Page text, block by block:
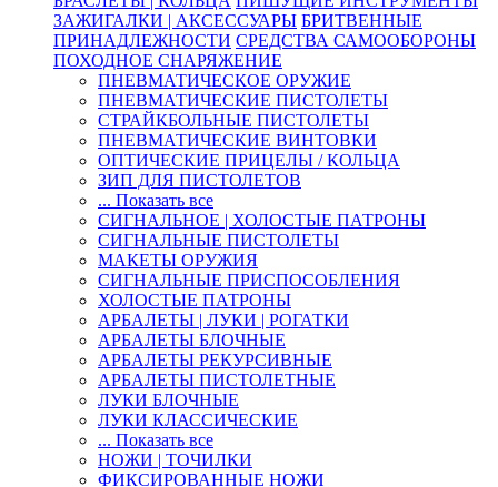
ЗАЖИГАЛКИ | АКСЕССУАРЫ БРИТВЕННЫЕ
ПРИНАДЛЕЖНОСТИ СРЕДСТВА САМООБОРОНЫ
ПОХОДНОЕ СНАРЯЖЕНИЕ
ПНЕВМАТИЧЕСКОЕ ОРУЖИЕ
ПНЕВМАТИЧЕСКИЕ ПИСТОЛЕТЫ
СТРАЙКБОЛЬНЫЕ ПИСТОЛЕТЫ
ПНЕВМАТИЧЕСКИЕ ВИНТОВКИ
ОПТИЧЕСКИЕ ПРИЦЕЛЫ / КОЛЬЦА
ЗИП ДЛЯ ПИСТОЛЕТОВ
... Показать все
СИГНАЛЬНОЕ | ХОЛОСТЫЕ ПАТРОНЫ
СИГНАЛЬНЫЕ ПИСТОЛЕТЫ
МАКЕТЫ ОРУЖИЯ
СИГНАЛЬНЫЕ ПРИСПОСОБЛЕНИЯ
ХОЛОСТЫЕ ПАТРОНЫ
АРБАЛЕТЫ | ЛУКИ | РОГАТКИ
АРБАЛЕТЫ БЛОЧНЫЕ
АРБАЛЕТЫ РЕКУРСИВНЫЕ
АРБАЛЕТЫ ПИСТОЛЕТНЫЕ
ЛУКИ БЛОЧНЫЕ
ЛУКИ КЛАССИЧЕСКИЕ
... Показать все
НОЖИ | ТОЧИЛКИ
ФИКСИРОВАННЫЕ НОЖИ